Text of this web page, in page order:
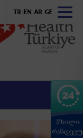
TR EN AR GE